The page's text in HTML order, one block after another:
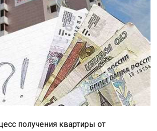
получения квартиры от